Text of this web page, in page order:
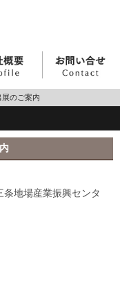
展のご案内
地場産業振興センタ